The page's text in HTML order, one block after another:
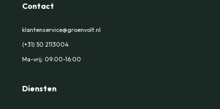
Contact
klantenservice@groenvolt.nl
(+31) 50 2113004
Ma-vrij: 09:00-16:00
Diensten